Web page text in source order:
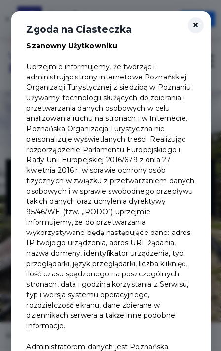
Szybciej, wygodniej, zawsze pod ręką
Otwórz
Login/Rejestracja
Deli Park w
Trzebawiu
×
Zgoda na Ciasteczka
Szanowny Użytkowniku
Uprzejmie informujemy, że tworząc i
administrując strony internetowe Poznańskiej
Organizacji Turystycznej z siedzibą w Poznaniu
używamy technologii służących do zbierania i
przetwarzania danych osobowych w celu
analizowania ruchu na stronach i w Internecie.
Poznańska Organizacja Turystyczna nie
personalizuje wyświetlanych treści. Realizując
rozporządzenie Parlamentu Europejskiego i
Rady Unii Europejskiej 2016/679 z dnia 27
kwietnia 2016 r. w sprawie ochrony osób
fizycznych w związku z przetwarzaniem danych
osobowych i w sprawie swobodnego przepływu
takich danych oraz uchylenia dyrektywy
95/46/WE (tzw. „RODO”) uprzejmie
informujemy, że do przetwarzania
wykorzystywane będą następujące dane: adres
IP twojego urządzenia, adres URL żądania,
nazwa domeny, identyfikator urządzenia, typ
przeglądarki, język przeglądarki, liczba kliknięć,
ilość czasu spędzonego na poszczególnych
stronach, data i godzina korzystania z Serwisu,
typ i wersja systemu operacyjnego,
rozdzielczość ekranu, dane zbierane w
dziennikach serwera a także inne podobne
informacje.
Administratorem danych jest Poznańska